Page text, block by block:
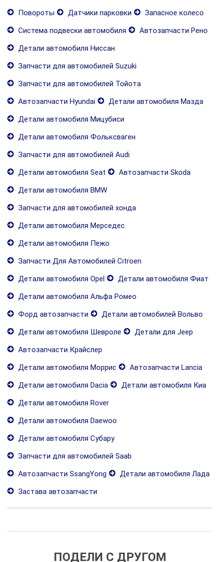
Повороты
Датчики парковки
Запасное колесо
Система подвески автомобиля
Автозапчасти Рено
Детали автомобиля Ниссан
Запчасти для автомобилей Suzuki
Запчасти для автомобилей Тойота
Автозапчасти Hyundai
Детали автомобиля Мазда
Детали автомобиля Мицубиси
Детали автомобиля Фольксваген
Запчасти для автомобилей Audi
Детали автомобиля Seat
Автозапчасти Skoda
Детали автомобиля BMW
Запчасти для автомобилей хонда
Детали автомобиля Мерседес
Детали автомобиля Пежо
Запчасти Для Автомобилей Citroen
Детали автомобиля Opel
Детали автомобиля Фиат
Детали автомобиля Альфа Ромео
Форд автозапчасти
Детали автомобилей Вольво
Детали автомобиля Шевроле
Детали для Jeep
Автозапчасти Крайслер
Детали автомобиля Моррис
Автозапчасти Lancia
Детали автомобиля Dacia
Детали автомобиля Киа
Детали автомобиля Rover
Детали автомобиля Daewoo
Детали автомобиля Субару
Запчасти для автомобилей Saab
Автозапчасти SsangYong
Детали автомобиля Лада
Застава автозапчасти
ПОДЕЛИ С ДРУГОМ